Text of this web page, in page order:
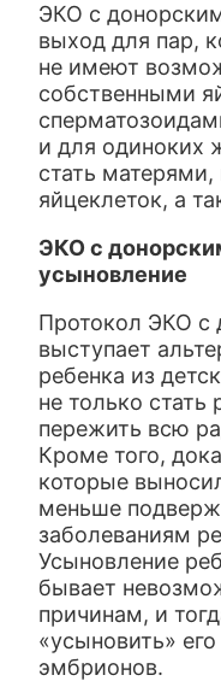
ЭКО с
выход для пар,
не имеют
собственными
и для одиноких
стать
яйцеклеток, а
ЭКО с
усыновление
Протокол ЭКО с
выступает
ребенка из
не только стать
пережить всю
Кроме того,
которые
меньше
заболеваниям
Усыновление
бывает
причинам, и
«усыновить»
эмбрионов.